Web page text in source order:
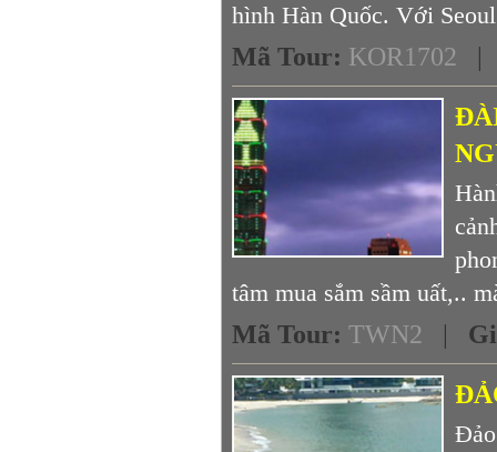
hình Hàn Quốc. Với
Mã Tour: KOR1702
tâm mua sắm sầm uất,..
Mã Tour: TWN2 |